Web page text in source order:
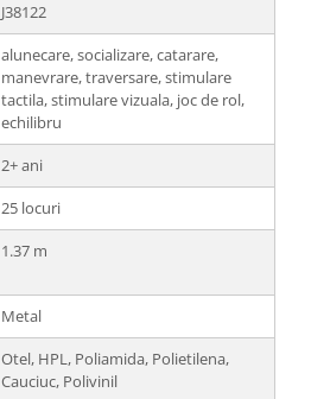
J38122
alunecare, socializare, catarare,
manevrare, traversare, stimulare
tactila, stimulare vizuala, joc de rol,
echilibru
2+ ani
25 locuri
1.37 m
Metal
Otel, HPL, Poliamida, Polietilena,
Cauciuc, Polivinil